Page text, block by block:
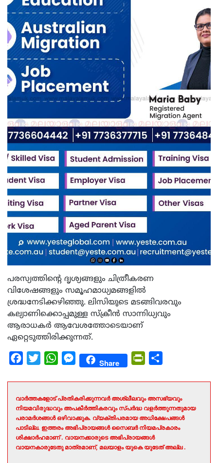
പരസ്യത്തിന്റെ ദൃശ്യങ്ങളും ചിത്രീകരണ
വിശേഷങ്ങളും സമൂഹമാധ്യമങ്ങളിൽ
ശ്രദ്ധനേടിക്കഴിഞ്ഞു. ലിസിയുടെ മടങ്ങിവരവും
കല്യാണിക്കൊപ്പമുള്ള സ്ക്രീൻ സാന്നിധ്യവും
ആരാധകർ ആവേശത്തോടെയാണ്
ഏറ്റെടുത്തിരിക്കുന്നത്.
Facebook
Twitter WhatsAppMessengerShare PrintFriendly
വാർത്തകളോട് പ്രതികരിക്കുന്നവർ അശ്ലീലവും അസഭ്യവും
നിയമവിരുദ്ധവും അപകീർത്തികരവും സ്പർദ്ധ വളർത്തുന്നതുമായ
പരാമർശങ്ങൾ ഒഴിവാക്കുക. വ്യക്തിപരമായ അധിക്ഷേപങ്ങൾ
പാടില്ല. ഇത്തരം അഭിപ്രായങ്ങൾ സൈബർ നിയമപ്രകാരം
ശിക്ഷാർഹമാണ് . വായനക്കാരുടെ അഭിപ്രായങ്ങൾ
വായനകാരുടേതു മാത്രമാണ്, മലയാളം യുകെ യുടേത് അല്ല .